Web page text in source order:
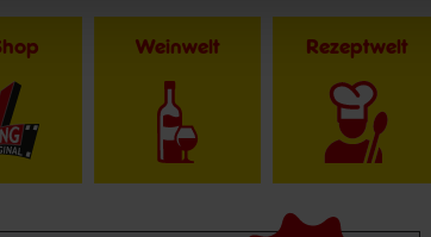
Weinwelt Rezeptwelt